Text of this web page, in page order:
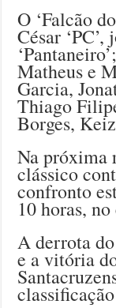
O ‘Falcão
César
Matheus e
Garcia,
Thiago
Borges,
Na próxima
clássico
confronto
10 horas,
A derrota
e a vitória